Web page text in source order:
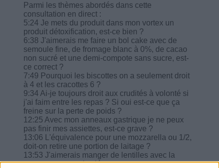
Parmi les thèmes abordés dans cette
consultation en direct :
5:24 Je mets du produit dans mon vortex un
produit détoxification, est-ce bien ?
6:38 J'aimerais me faire un bol cake avec de
semoule fine, de fromage blanc à 0%, de cacao
non sucré et une demi-compote sans sucre, est-
ce correct ?
7:49 Pourquoi les biscottes on a seulement droit
à 4 et les cracottes 6 ?
9:34 Ai-je toujours droit aux crudités à volonté si
j'ai faim entre les repas ? Si oui est-ce que ça
freine sur la perte de poids ?
12:25 Avec mon anneaux gastrique je ne peux
pas finir mes assiettes, est-ce grave ?
13:06 L'équivalence pour une mozzarella ou 1/2,
doit-on retire une portion de laitage ?
13:53 J'aimerais manger de lentilles avec la
sauce tomate et des légumes une soupe un